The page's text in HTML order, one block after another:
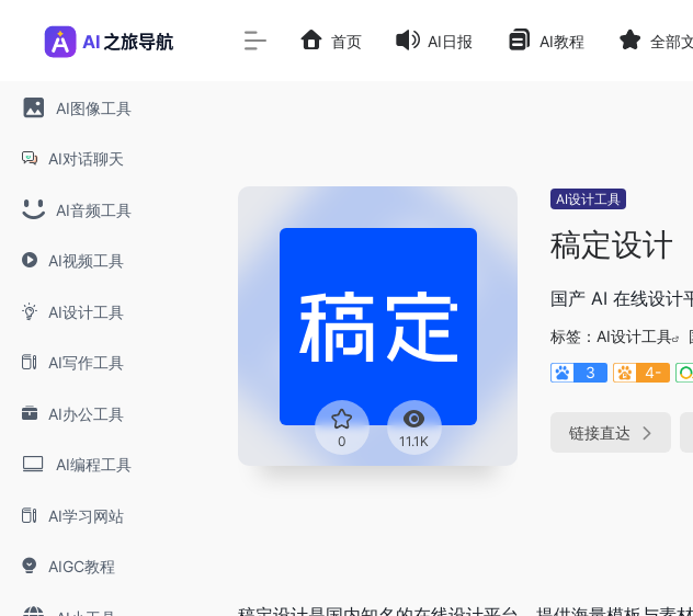
AI图像工具
AI对话聊天
AI音频工具
AI视频工具
AI设计工具
AI写作工具
AI办公工具
AI编程工具
AI学习网站
AIGC教程
首页 AI日报 AI教程 全部
0 11.1K
AI设计工具
稿定设计
国产 AI 在线设计
标签： AI设计工具
3
4-
链接直达